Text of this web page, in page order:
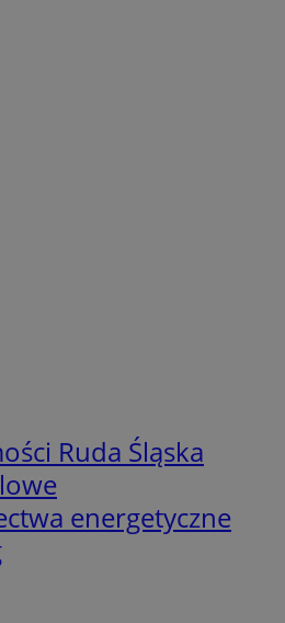
Ruda Śląska
energetyczne